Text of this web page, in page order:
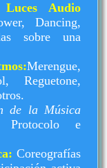
Audio
Dancing,
sobre una
Merengue,
Reguetone,
de la Música
Protocolo e
Coreografías